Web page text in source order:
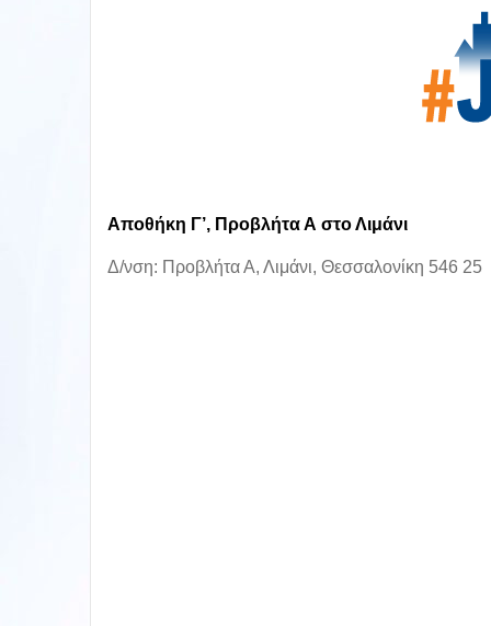
Αποθήκη Γ’, Προβλήτα Α στο Λιμάνι
Δ/νση: Προβλήτα Α, Λιμάνι, Θεσσαλονίκη 546 25